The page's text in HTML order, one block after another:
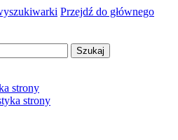
Przejdź do głównego